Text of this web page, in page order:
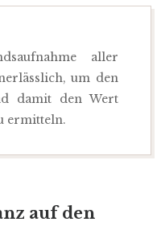
aller
um den
damit den Wert
ermitteln.
auf den